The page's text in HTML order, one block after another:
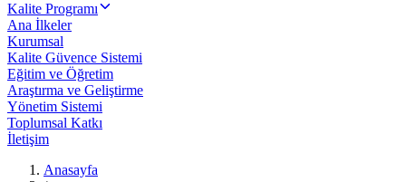
Kalite Programı
Ana İlkeler
Kurumsal
Kalite Güvence Sistemi
Eğitim ve Öğretim
Araştırma ve Geliştirme
Yönetim Sistemi
Toplumsal Katkı
İletişim
Anasayfa